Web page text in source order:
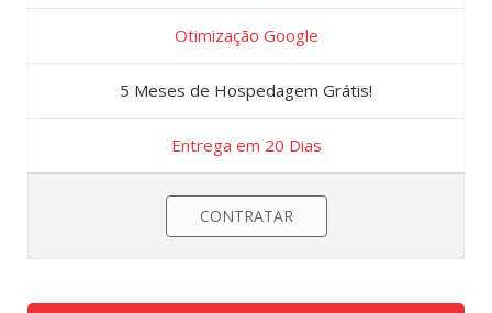
Otimização Google
5 Meses de Hospedagem Grátis!
Entrega em 20 Dias
CONTRATAR